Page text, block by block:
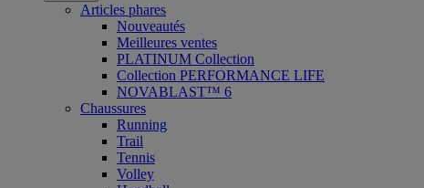
Articles phares
Nouveautés
Meilleures ventes
PLATINUM Collection
Collection PERFORMANCE LIFE
NOVABLAST™ 6
Chaussures
Running
Trail
Tennis
Volley